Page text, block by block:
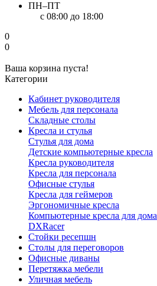
ПН–ПТ
с 08:00 до 18:00
0
0
Ваша корзина пуста!
Категории
Кабинет руководителя
Мебель для персонала
Складные столы
Кресла и стулья
Стулья для дома
Детские компьютерные кресла
Кресла руководителя
Кресла для персонала
Офисные стулья
Кресла для геймеров
Эргономичные кресла
Компьютерные кресла для дома
DXRacer
Стойки ресепшн
Столы для переговоров
Офисные диваны
Перетяжка мебели
Уличная мебель